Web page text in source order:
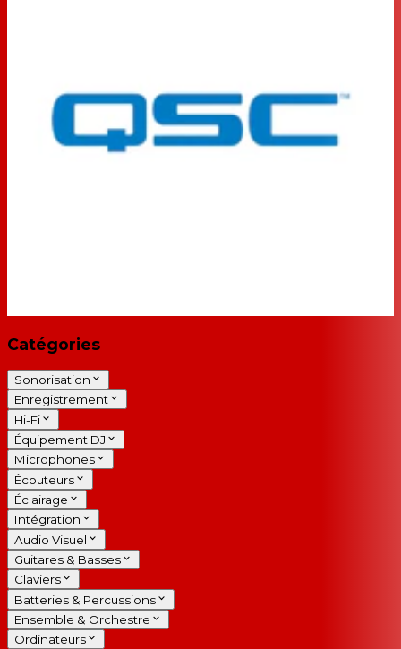
Catégories
Sonorisation
Enregistrement
Hi-Fi
Équipement DJ
Microphones
Écouteurs
Éclairage
Intégration
Audio Visuel
Guitares & Basses
Claviers
Batteries & Percussions
Ensemble & Orchestre
Ordinateurs